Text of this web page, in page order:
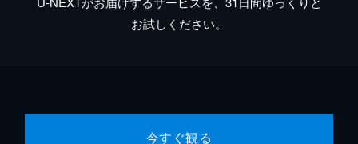
お試しください。
今すぐ観る